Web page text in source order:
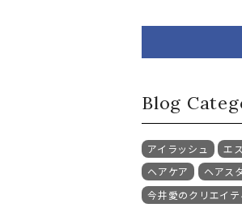
Blog
アイラッシュ エ
ヘアケア
ヘアス
今井愛のクリエイ